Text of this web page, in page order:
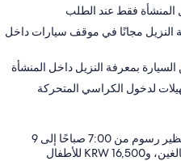
فقط عند الطلب
النزيل مجانًا في موقف سيارات داخل
بمعرفة النزيل داخل المنشأة
لدخول الكراسي المتحركة
يتوفر يوميًا بوفيه الإفطار نظير رسوم من 7:00 صباحًا إلى 9